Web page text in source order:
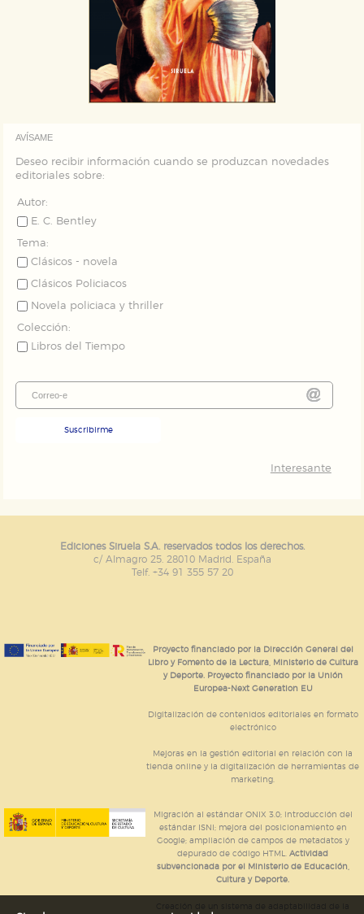
AVÍSAME
Deseo recibir información cuando se produzcan novedades
editoriales sobre:
Autor:
E. C. Bentley
Tema:
Clásicos - novela
Clásicos Policiacos
Novela policiaca y thriller
Colección:
Libros del Tiempo
Suscribirme
Interesante
Ediciones Siruela S.A. reservados todos los derechos.
c/ Almagro 25. 28010 Madrid. España
Telf. +34 91 355 57 20
Proyecto financiado por la Dirección General del
Libro y Fomento de la Lectura, Ministerio de Cultura
y Deporte. Proyecto financiado por la Unión
Europea-Next Generation EU
Digitalización de contenidos editoriales en formato
electrónico
Mejoras en la gestión editorial en relación con la
tienda online y la digitalización de herramientas de
marketing.
Migración al estándar ONIX 3.0; introducción del
estándar ISNI; mejora del posicionamiento en
Google; ampliación de campos de metadatos y
depurado de código HTML.Actividad
subvencionada por el Ministerio de Educación,
Cultura y Deporte.